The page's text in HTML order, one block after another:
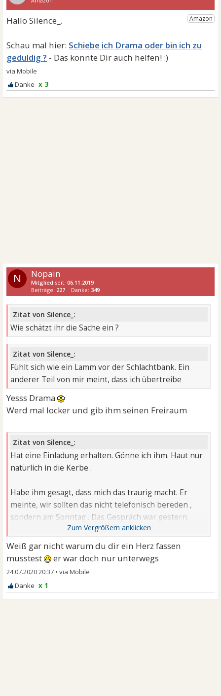
Schiebe ich Drama oder bin ich zu
geduldig ?
x 3
N Nopain
Mitglied seit:06.11.2019
Beiträge: 227 Danke:349
Zitat von Silence_:
Wie schätzt ihr die Sache ein ?
Zitat von Silence_:
Fühlt sich wie ein Lamm vor der Schlachtbank. Ein
anderer Teil von mir meint, dass ich übertreibe
Yesss Drama
Werd mal locker und gib ihm seinen Freiraum
Zitat von Silence_:
Hat eine Einladung erhalten. Gönne ich ihm. Haut nur
natürlich in die Kerbe .
Habe ihm gesagt, dass mich das traurig macht. Er
meinte, wir sollten das nicht telefonisch bereden ,
sondern am Sonntag . Das Gespräch war gestern.
Meine Nacht danach unruhig. Heute habe ich mir ein
Herz gefasst . Hab' ihn gebeten, ob er abends bei mir
vorbei kommen könne. Nach seinem Kurs-Treffen
heute. Weil ich so dringend das Gefühl habe, seine
Weiß gar nicht warum du dir ein Herz fassen
musstest
er war doch nur unterwegs
24.07.2020 20:37 •
x 1